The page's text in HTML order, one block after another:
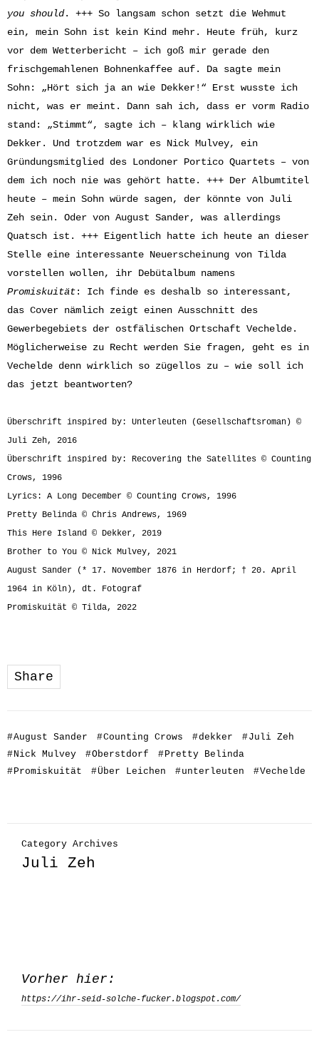
you should. +++ So langsam schon setzt die Wehmut
ein, mein Sohn ist kein Kind mehr. Heute früh, kurz
vor dem Wetterbericht – ich goß mir gerade den
frischgemahlenen Bohnenkaffee auf. Da sagte mein
Sohn: „Hört sich ja an wie Dekker!“ Erst wusste ich
nicht, was er meint. Dann sah ich, dass er vorm Radio
stand: „Stimmt“, sagte ich – klang wirklich wie
Dekker. Und trotzdem war es Nick Mulvey, ein
Gründungsmitglied des Londoner Portico Quartets – von
dem ich noch nie was gehört hatte. +++ Der Albumtitel
heute – mein Sohn würde sagen, der könnte von Juli
Zeh sein. Oder von August Sander, was allerdings
Quatsch ist. +++ Eigentlich hatte ich heute an dieser
Stelle eine interessante Neuerscheinung von Tilda
vorstellen wollen, ihr Debütalbum namens
Promiskuität: Ich finde es deshalb so interessant,
das Cover nämlich zeigt einen Ausschnitt des
Gewerbegebiets der ostfälischen Ortschaft Vechelde.
Möglicherweise zu Recht werden Sie fragen, geht es in
Vechelde denn wirklich so zügellos zu – wie soll ich
das jetzt beantworten?
Überschrift inspired by: Unterleuten (Gesellschaftsroman) ©
Juli Zeh, 2016
Überschrift inspired by: Recovering the Satellites © Counting
Crows, 1996
Lyrics: A Long December © Counting Crows, 1996
Pretty Belinda © Chris Andrews, 1969
This Here Island © Dekker, 2019
Brother to You © Nick Mulvey, 2021
August Sander (* 17. November 1876 in Herdorf; † 20. April
1964 in Köln), dt. Fotograf
Promiskuität © Tilda, 2022
Share
#August Sander #Counting Crows #dekker #Juli Zeh
#Nick Mulvey #Oberstdorf #Pretty Belinda
#Promiskuität #Über Leichen #unterleuten #Vechelde
Category Archives
Juli Zeh
Vorher hier:
https://ihr-seid-solche-fucker.blogspot.com/